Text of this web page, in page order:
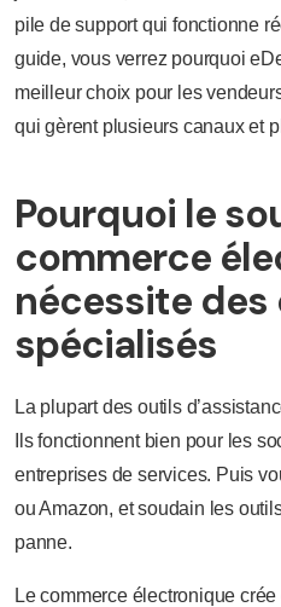
pile de support qui fonctionne
guide, vous verrez pourquoi
meilleur choix pour les
qui gèrent plusieurs canaux et
Pourquoi le
commerce
nécessite des
spécialisés
La plupart des outils
Ils fonctionnent bien pour les
entreprises de services. Puis
ou Amazon, et soudain les
panne.
Le commerce électronique